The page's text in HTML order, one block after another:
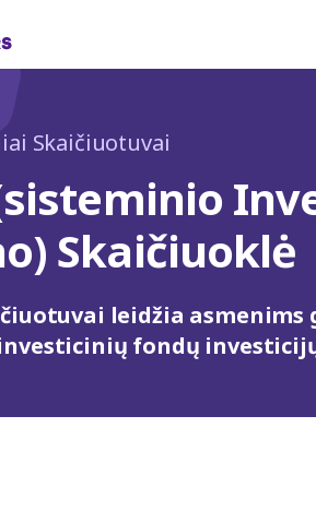
Skaičiuotuvai
Skaičiuoklė
leidžia
fondų investicijų